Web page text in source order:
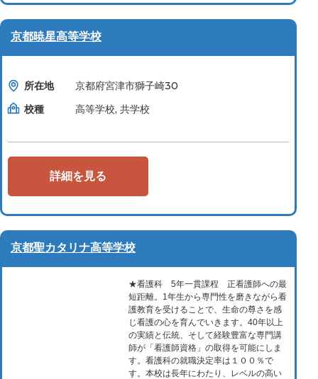
京都暁星高等学校
所在地
京都府宮津市獅子崎30
校種
高等学校, 共学校
詳細を見る
京都聖カタリナ高等学校
★看護科 5年一貫課程 正看護師への最
短距離。1年生から専門性を磨きながら看
護教育を受けることで、生命の尊さを感
じ看護の心を育んでいきます。40年以上
の実績と伝統、そして経験豊富な専門講
師が「看護師資格」の取得を可能にしま
す。看護科の就職決定率は１００％で
す。本校は長年にわたり、レベルの高い